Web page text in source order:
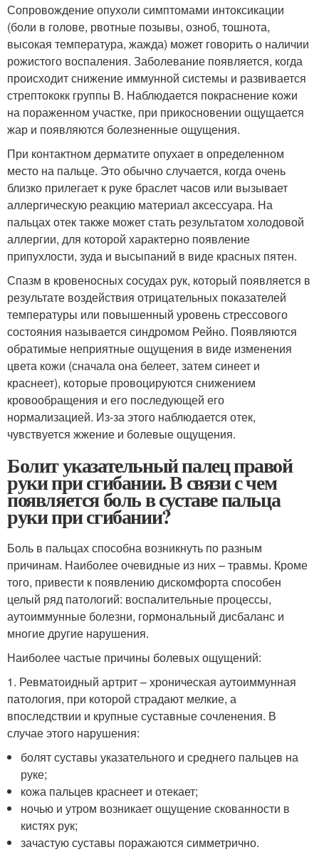
Сопровождение опухоли симптомами интоксикации
(боли в голове, рвотные позывы, озноб, тошнота,
высокая температура, жажда) может говорить о наличии
рожистого воспаления. Заболевание появляется, когда
происходит снижение иммунной системы и развивается
стрептококк группы В. Наблюдается покраснение кожи
на пораженном участке, при прикосновении ощущается
жар и появляются болезненные ощущения.
При контактном дерматите опухает в определенном
место на пальце. Это обычно случается, когда очень
близко прилегает к руке браслет часов или вызывает
аллергическую реакцию материал аксессуара. На
пальцах отек также может стать результатом холодовой
аллергии, для которой характерно появление
припухлости, зуда и высыпаний в виде красных пятен.
Спазм в кровеносных сосудах рук, который появляется в
результате воздействия отрицательных показателей
температуры или повышенный уровень стрессового
состояния называется синдромом Рейно. Появляются
обратимые неприятные ощущения в виде изменения
цвета кожи (сначала она белеет, затем синеет и
краснеет), которые провоцируются снижением
кровообращения и его последующей его
нормализацией. Из-за этого наблюдается отек,
чувствуется жжение и болевые ощущения.
Болит указательный палец правой
руки при сгибании. В связи с чем
появляется боль в суставе пальца
руки при сгибании?
Боль в пальцах способна возникнуть по разным
причинам. Наиболее очевидные из них – травмы. Кроме
того, привести к появлению дискомфорта способен
целый ряд патологий: воспалительные процессы,
аутоиммунные болезни, гормональный дисбаланс и
многие другие нарушения.
Наиболее частые причины болевых ощущений:
1. Ревматоидный артрит – хроническая аутоиммунная
патология, при которой страдают мелкие, а
впоследствии и крупные суставные сочленения. В
случае этого нарушения:
болят суставы указательного и среднего пальцев на
руке;
кожа пальцев краснеет и отекает;
ночью и утром возникает ощущение скованности в
кистях рук;
зачастую суставы поражаются симметрично.